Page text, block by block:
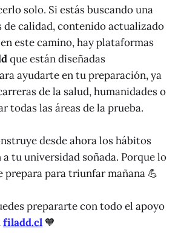
solo. Si estás buscando una
de calidad, contenido actualizado
este camino, hay plataformas
que están diseñadas
ayudarte en tu preparación, ya
de la salud, humanidades o
todas las áreas de la prueba.
desde ahora los hábitos
tu universidad soñada. Porque lo
prepara para triunfar mañana 💪
prepararte con todo el apoyo
filadd.cl 🧡